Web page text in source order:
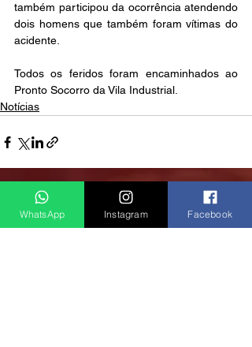
também participou da ocorrência atendendo
dois homens que também foram vítimas do
acidente.
Todos os feridos foram encaminhados ao
Pronto Socorro da Vila Industrial.
Notícias
Posts recentes Ver tudo
WhatsApp Instagram Facebook